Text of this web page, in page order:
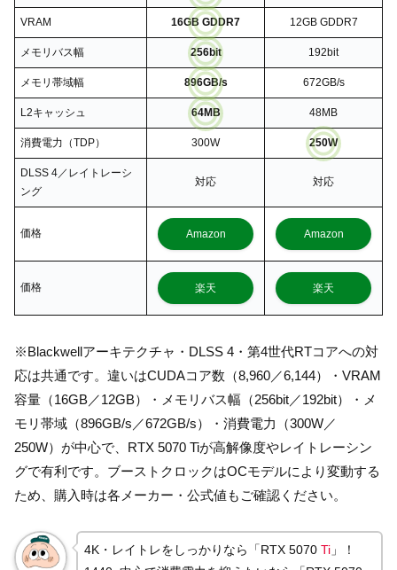
VRAM 16GB GDDR7 12GB GDDR7
メモリバス幅 256bit 192bit
メモリ帯域幅 896GB/s 672GB/s
L2キャッシュ 64MB 48MB
消費電力（TDP） 300W 250W
DLSS 4／レイトレーシ
ング
対応 対応
価格 Amazon Amazon
価格 楽天 楽天
※Blackwellアーキテクチャ・DLSS 4・第4世代RTコアへの対
応は共通です。違いはCUDAコア数（8,960／6,144）・VRAM
容量（16GB／12GB）・メモリバス幅（256bit／192bit）・メ
モリ帯域（896GB/s／672GB/s）・消費電力（300W／
250W）が中心で、RTX 5070 Tiが高解像度やレイトレーシン
グで有利です。ブーストクロックはOCモデルにより変動する
ため、購入時は各メーカー・公式値もご確認ください。
4K・レイトレをしっかりなら「RTX 5070 Ti 」！